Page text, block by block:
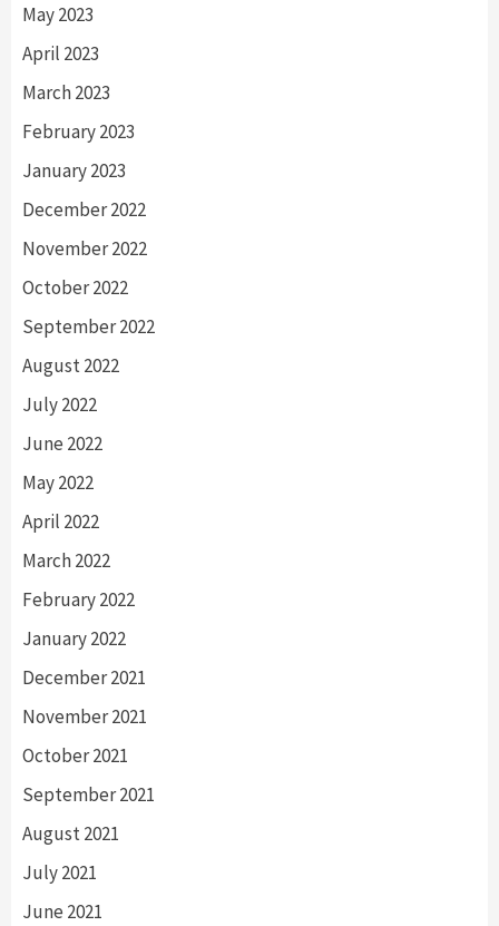
May 2023
April 2023
March 2023
February 2023
January 2023
December 2022
November 2022
October 2022
September 2022
August 2022
July 2022
June 2022
May 2022
April 2022
March 2022
February 2022
January 2022
December 2021
November 2021
October 2021
September 2021
August 2021
July 2021
June 2021